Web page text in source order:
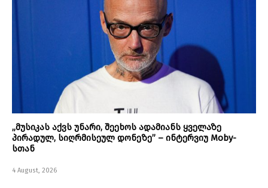
„მუსიკას აქვს უნარი, შეეხოს ადამიანს ყველაზე
პირადულ, სიღრმისეულ დონეზე” – ინტერვიუ Moby-
სთან
4 August, 2026